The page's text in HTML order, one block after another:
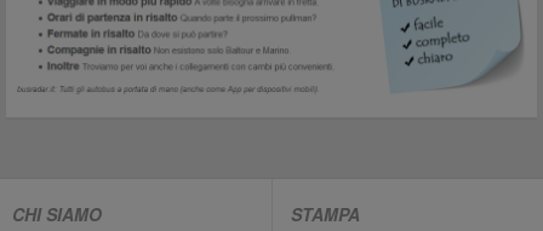
CHI SIAMO STAMPA